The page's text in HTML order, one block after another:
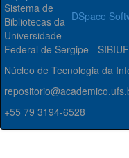
DSpace
Sistema de
Bibliotecas da
Universidade
Federal de Sergipe -
Núcleo de Tecnologia da
+55 79 3194-6528